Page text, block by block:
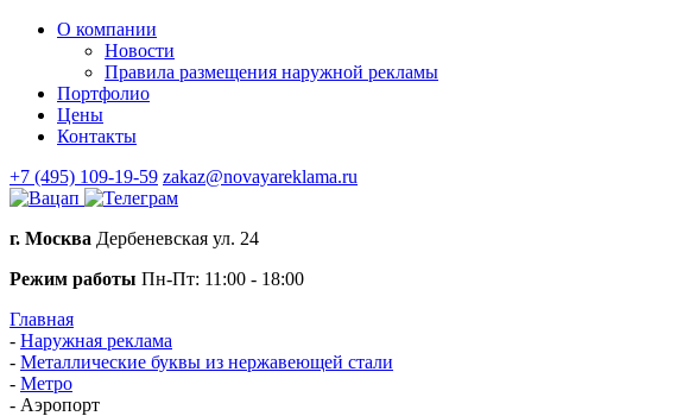
О компании
Новости
Правила размещения наружной рекламы
Портфолио
Цены
Контакты
+7 (495) 109-19-59 zakaz@novayareklama.ru
г. Москва Дербеневская ул. 24
Режим работы Пн-Пт: 11:00 - 18:00
Главная
- Наружная реклама
- Металлические буквы из нержавеющей стали
- Метро
- Аэропорт